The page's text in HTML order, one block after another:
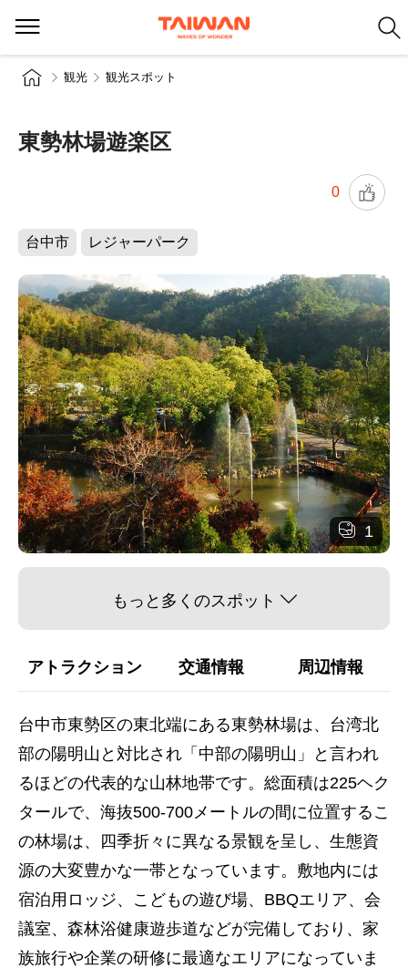
観光 観光スポット
東勢林場遊楽区
0
台中市 レジャーパーク
1
もっと多くのスポット
アトラクション 交通情報 周辺情報
台中市東勢区の東北端にある東勢林場は、台湾北
部の陽明山と対比され「中部の陽明山」と言われ
るほどの代表的な山林地帯です。総面積は225ヘク
タールで、海抜500-700メートルの間に位置するこ
の林場は、四季折々に異なる景観を呈し、生態資
源の大変豊かな一帯となっています。敷地内には
宿泊用ロッジ、こどもの遊び場、BBQエリア、会
議室、森林浴健康遊歩道などが完備しており、家
族旅行や企業の研修に最適なエリアになっていま